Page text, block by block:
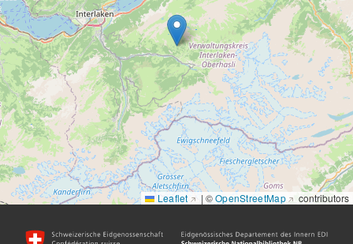
Leaflet | ©OpenStreetMap contributors